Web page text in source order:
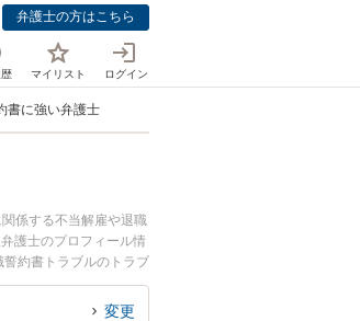
弁護士の方はこちら
マイリスト ログイン
書に強い弁護士
係する不当解雇や退職
護士のプロフィール情
約書トラブルのトラブ
の相談者さんにおすす
変更